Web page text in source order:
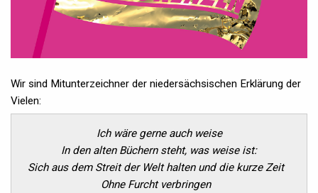
Wir sind Mitunterzeichner der niedersächsischen Erklärung der
Vielen:
Ich wäre gerne auch weise
In den alten Büchern steht, was weise ist:
Sich aus dem Streit der Welt halten und die kurze Zeit
Ohne Furcht verbringen